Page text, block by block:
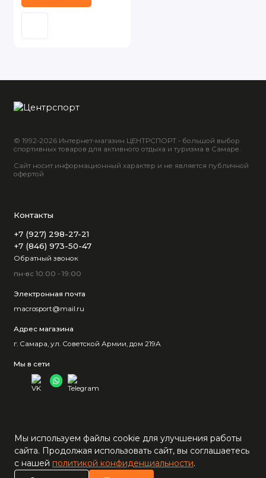
© 1992-2026 Интернет-магазин ЦЕНТРСПОРТ - большой выбор
спортивных товаров для активного отдыха и туризма в Самаре.
Сайт носит информационный характер и не является публичной
офертой
Контакты
+7 (927) 298-27-21
+7 (846) 973-50-47
Обратный звонок
пн-вс 10:00 - 19:00
Электронная почта
macrosport@mail.ru
Адрес магазина
г. Самара, ул. Советской Армии, дом 219А
Мы в сети
Мы используем файлы cookie для улучшения работы
сайта. Продолжая использовать сайт, вы соглашаетесь
с нашей политикой конфиденциальности.